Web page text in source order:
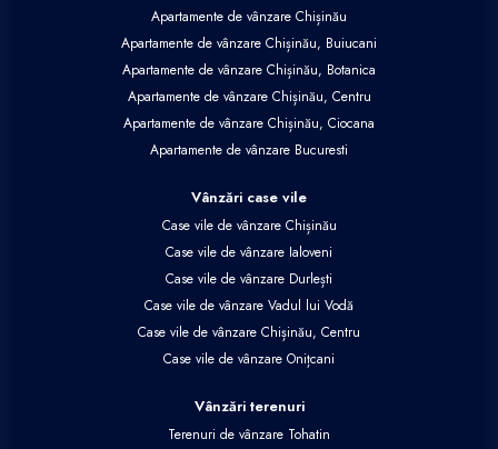
Apartamente de vânzare Chișinău
Apartamente de vânzare Chișinău, Buiucani
Apartamente de vânzare Chișinău, Botanica
Apartamente de vânzare Chișinău, Centru
Apartamente de vânzare Chișinău, Ciocana
Apartamente de vânzare Bucuresti
Vânzări case vile
Case vile de vânzare Chișinău
Case vile de vânzare Ialoveni
Case vile de vânzare Durlești
Case vile de vânzare Vadul lui Vodă
Case vile de vânzare Chișinău, Centru
Case vile de vânzare Onițcani
Vânzări terenuri
Terenuri de vânzare Tohatin